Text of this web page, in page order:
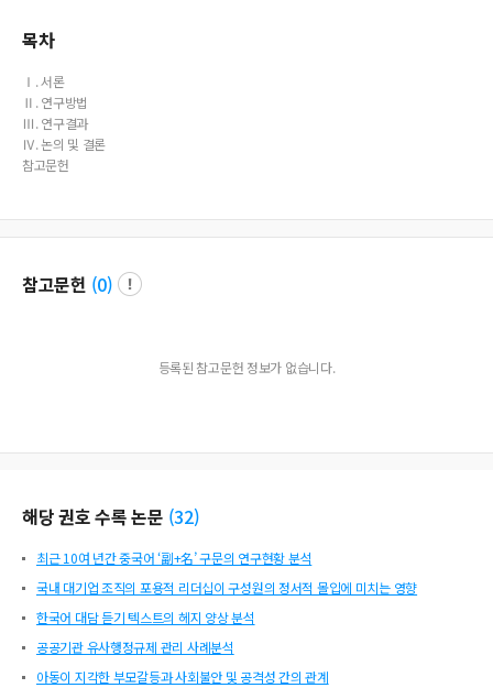
nt variable, and the early children's over dependence on smartphone(Y) as a d
result, it could be seen that the mother's rejective parenting attitude and auton
omous parenting attitude had a mediating effect in the relationship between t
he early children's self control and over dependence on smartphone. And as a
result of regression analysis, the indirect effect is significant for rejective parenti
ng attitude and the autonomous parenting attitude. This study is meaningful i
e on smartphone. In addition, the study is meaningful in that not only persona
pendent on smartphones.
목차
Ⅰ. 서론
Ⅱ. 연구방법
Ⅲ. 연구결과
Ⅳ. 논의 및 결론
참고문헌
참고문헌 (0)
등록된 참고문헌 정보가 없습니다.
해당 권호 수록 논문 (32)
최근 10여 년간 중국어 ‘副+名’ 구문의 연구현황 분석
국내 대기업 조직의 포용적 리더십이 구성원의 정서적 몰입에 미치는 영향
한국어 대담 듣기 텍스트의 헤지 양상 분석
공공기관 유사행정규제 관리 사례분석
아동이 지각한 부모갈등과 사회불안 및 공격성 간의 관계